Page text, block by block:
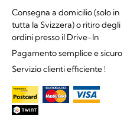
Consegna a domicilio (solo in
tutta la Svizzera) o ritiro degli
ordini presso il Drive-In
Pagamento semplice e sicuro
Servizio clienti efficiente !